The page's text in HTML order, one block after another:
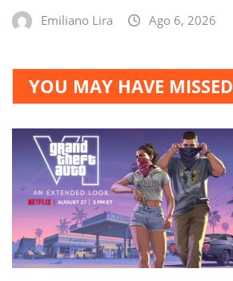
Emiliano Lira Ago 6, 2026
YOU MAY HAVE MISSED